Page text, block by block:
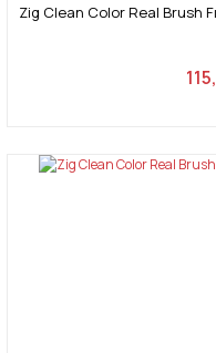
Zig Clean Color Real Brush